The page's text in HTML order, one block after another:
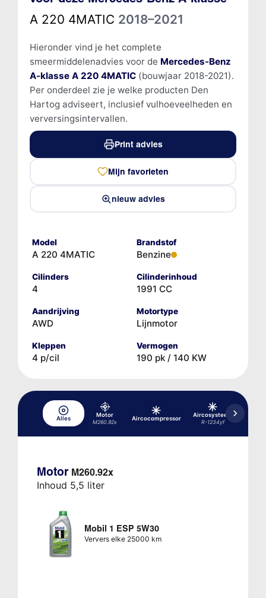
A 220 4MATIC 2018–2021
Hieronder vind je het complete
smeermiddelenadvies voor de Mercedes-Benz
A-klasse A 220 4MATIC(bouwjaar 2018-2021).
Per onderdeel zie je welke producten Den
Hartog adviseert, inclusief vulhoeveelheden en
verversingsintervallen.
Print advies
Mijn favorieten
nieuw advies
Model
A 220 4MATIC
Brandstof
Benzine
Cilinders
4
Cilinderinhoud
1991 CC
Aandrijving
AWD
Motortype
Lijnmotor
Kleppen
4 p/cil
Vermogen
190 pk / 140 KW
Alles
Motor
M260.92x
Aircocompressor
Aircosysteem
R-1234yf
Motor M260.92x
Inhoud 5,5 liter
Mobil 1 ESP 5W30
Ververs elke 25000 km